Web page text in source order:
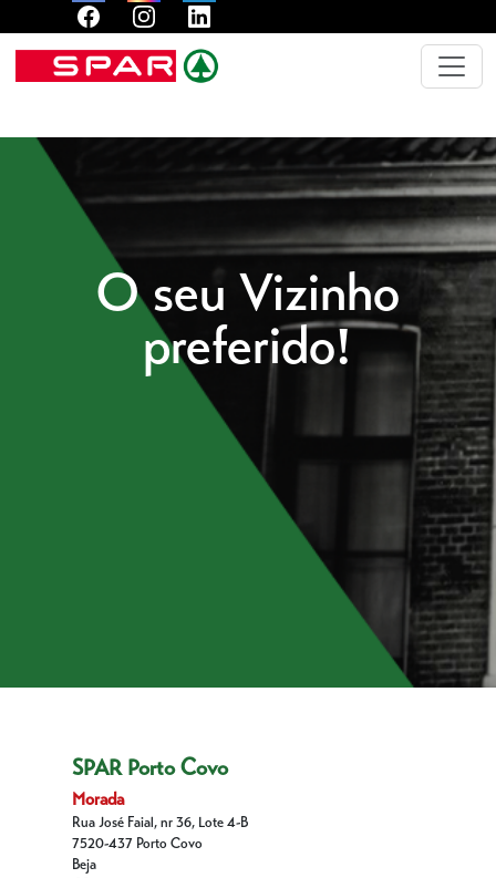
O seu Vizinho
preferido!
SPAR Porto Covo
Morada
Rua José Faial, nr 36, Lote 4-B
7520-437 Porto Covo
Beja